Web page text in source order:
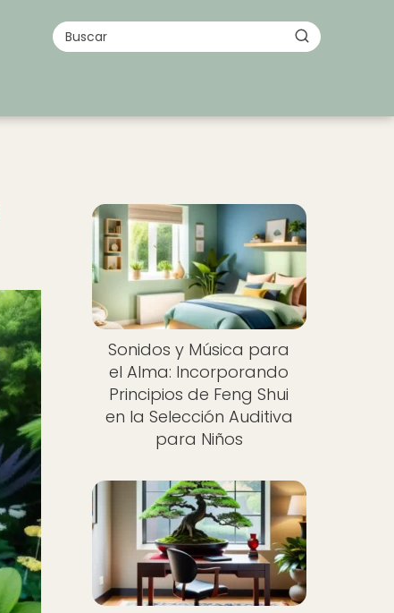
Sonidos y Música para
el Alma: Incorporando
Principios de Feng Shui
en la Selección Auditiva
para Niños